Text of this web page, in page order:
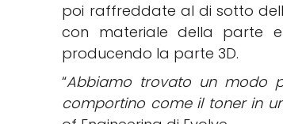
poi raffreddate al di sotto
con materiale della parte
producendo la parte 3D.
“Abbiamo trovato un modo
comportino come il toner in